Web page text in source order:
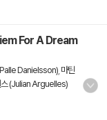
For A Dream
Danielsson) 마틴
스 (Julian Arguelles)